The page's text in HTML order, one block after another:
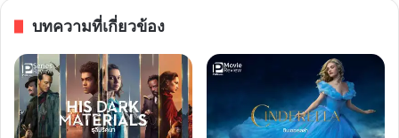
บทความที่เกี่ยวข้อง